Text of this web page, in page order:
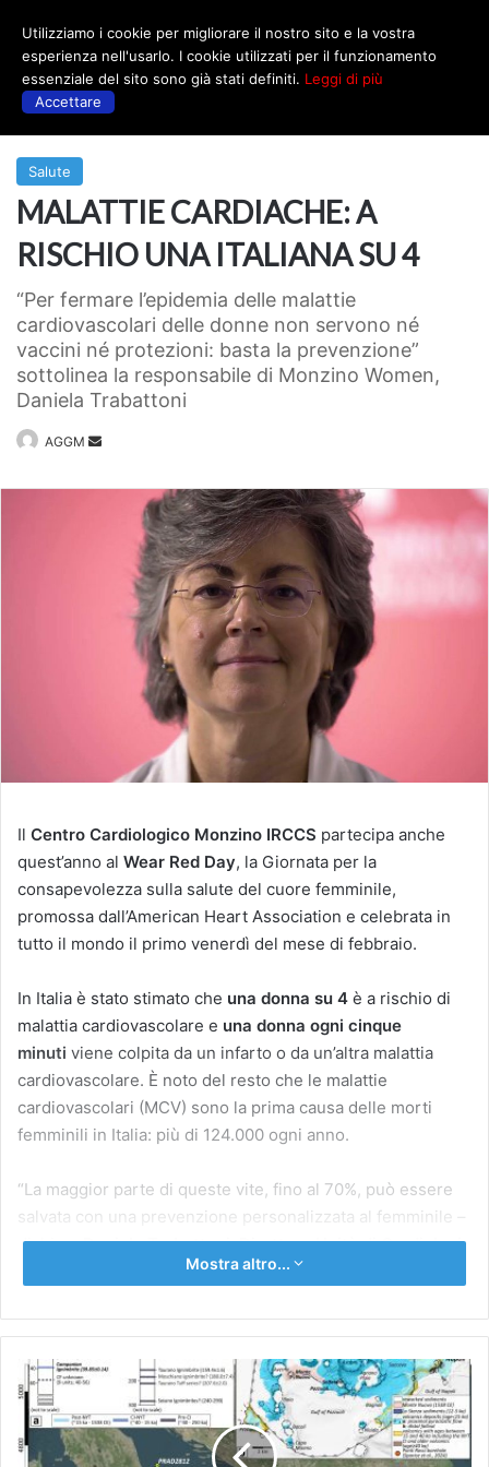
Salute
MALATTIE CARDIACHE: A
RISCHIO UNA ITALIANA SU 4
“Per fermare l’epidemia delle malattie
cardiovascolari delle donne non servono né
vaccini né protezioni: basta la prevenzione”
sottolinea la responsabile di Monzino Women,
Daniela Trabattoni
AGGM
Invia
Il Centro Cardiologico Monzino IRCCS partecipa anche
quest’anno al Wear Red Day, la Giornata per la
consapevolezza sulla salute del cuore femminile,
promossa dall’American Heart Association e celebrata in
tutto il mondo il primo venerdì del mese di febbraio.
In Italia è stato stimato che una donna su 4 è a rischio di
malattia cardiovascolare e una donna ogni cinque
minuti viene colpita da un infarto o da un’altra malattia
cardiovascolare. È noto del resto che le malattie
cardiovascolari (MCV) sono la prima causa delle morti
femminili in Italia: più di 124.000 ogni anno.
“La maggior parte di queste vite, fino al 70%, può essere
salvata con una prevenzione personalizzata al femminile –
dichiaraDaniela Trabattoni, Direttore Unità di Cardiologia
invasiva e Responsabile di Monzino Women
un’epidemia più letale del COVID, senza ricorrere a vaccini
ultimi 10 anni non si è visto un miglioramento nella
riduzione del rischio di malattie cardiovascolari nelle
donne, soprattutto tra le più giovani (sotto i 55 anni) e che
la mortalità da cardiopatia ischemica nella donna è
Mostra altro...
CAMPI
FLEGREI
Scoperta
una
Utilizziamo i cookie per migliorare il nostro sito e la vostra
esperienza nell'usarlo. I cookie utilizzati per il funzionamento
essenziale del sito sono già stati definiti. Leggi di più
Accettare